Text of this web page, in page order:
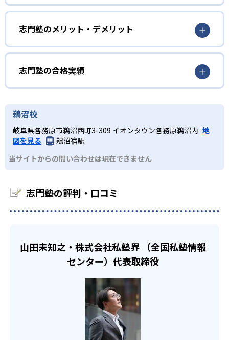
しながら答えを導く「自立」を目指している。具体的に
は、定期テストなどの「短期目標」、高校受験や大学受験
といった「中期目標」、憧れの夢や職業の「長期目標」を
設定し、目標達成のために勉強を進められているか進捗を
確認する。そして、それぞれの目標に合わせたコースやオ
進める。
また、志門塾では「atama＋」を導入。最先端のAIシステ
解度を診断・分析。その情報を講師はリアルタイムで把握
し、より的確な指導を行う。
02 徹底した定期テスト対策
志門塾の中学部では内申点を重要視している。そのため、
内申点に影響する定期テスト対策を徹底している。まず、
間では通常授業とは異なる長時間の特別時間割を組み、テ
高校部においても定期テストを大切にしている。高1・高2
では、高校別クラスでレベルに応じた授業を展開。定期テ
スト対策を通じて土台を作り上げ、大学入試対策に進む。
高3では志望大学別クラスで入試対策に専念。志望大学別ク
ラスによって、仲間・ライバルと競争心を持って集中でき
小学生
学習習慣を定着させたい子ども向け
小学生については、学習習慣を定着させたい、基礎学力を
身につけたいという子どもに向いている。塾の授業で新単
元を学習し、その過程で宿題やプリント学習をすること
で、学習習慣の定着を図る。また、月1回程度のペースで到
達度テストを行い、達成感を得ることで、継続的に学習す
中学受験コースもあるため、受験を検討している子どもに
も向いている。
学校の内申点を伸ばしたい子ども向け
ップだ。1カ月前からの定期テスト対策や、志門塾オリジナ
内申点の向上を目指す。また、特に難易度の高い英語と数
高校生
段階的に勉強したい生徒向け
高校部は、高1・高2の段階では高校別のクラス編成で、高
校の進度に合わせた授業を行う。そのため、学校の授業も
無駄にせず、定期テスト対策も行いながら受験対策ができ
る。そして、高3では志望大学別クラスになり、共通テスト
対策や二次試験対策など目標に合わせた時間割を作成す
る。東大や京大受験もしっかりサポートできる授業を準備
志門塾のメリット・デメリット
どんなメリットがある？
志門塾のメリットは、地域の情報に精通している点だ。岐
阜県、滋賀県を中心に51校舎を展開し、岐阜高校や大垣北
高校といった難関高校で確かな合格実績を残している。地
域を絞り、その地域の情報を集約することで、高い実績を
残しているのだ。
また、内申点アップにこだわり、高校部では推薦入試やAO
入試といった一般入試以外の選択肢も可能としている。学
校ごとに教科書とその進度、レベルにピッタリの対応を行
い、定期テスト対策や進研模試対策などの各テスト対策も
どんなデメリットがある？
志門塾では、基本的にオリジナルテキストやオリジナルプ
細は各校舎に問い合わせよう。
また、目標に応じてカリキュラムが設定されるが、カリキ
れがある。「この範囲は得意だからサラッと流していい」
と感じても、自分のペースでは進められない点がデメリッ
志門塾の合格実績
志門塾は、高校受験の合格実績を公式サイトで公開し、合
格した学校を多数記載している。合格実績は以下の通りで
ある。
66
大垣東高校 127
※2023年、公式サイト
鵜沼校
岐阜県各務原市鵜沼西町3-309 イオンタウン各務原鵜沼内 地
図を見る
鵜沼宿駅
当サイトからの問い合わせは現在できません
志門塾の評判・口コミ
山田未知之・株式会社私塾界 （全国私塾情報
センター）代表取締役